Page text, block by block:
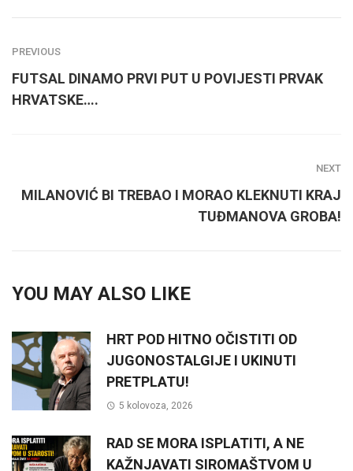
PREVIOUS
FUTSAL DINAMO PRVI PUT U POVIJESTI PRVAK
HRVATSKE….
NEXT
MILANOVIĆ BI TREBAO I MORAO KLEKNUTI KRAJ
TUĐMANOVA GROBA!
YOU MAY ALSO LIKE
HRT POD HITNO OČISTITI OD
JUGONOSTALGIJE I UKINUTI
PRETPLATU!
5 kolovoza, 2026
RAD SE MORA ISPLATITI, A NE
KAŽNJAVATI SIROMAŠTVOM U